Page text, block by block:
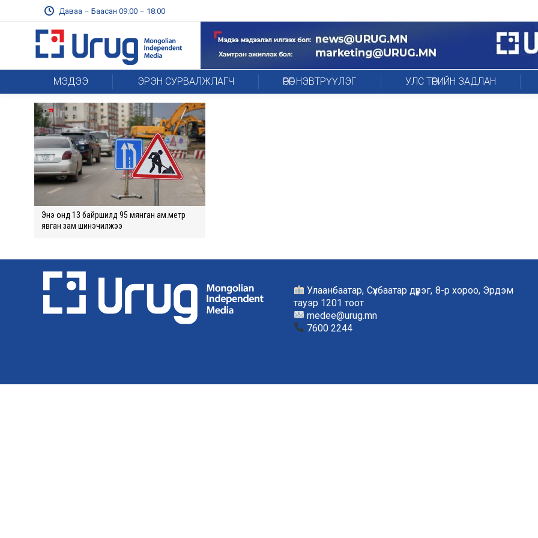
Даваа – Баасан 09:00 – 18:00
МЭДЭЭ ЭРЭН СУРВАЛЖЛАГЧ ӨРӨГ НЭВТРҮҮЛЭГ УЛС ТӨРИЙН ЗАДЛАН
Энэ онд 13 байршилд 95 мянган ам.метр
явган зам шинэчилжээ
Улаанбаатар, Сүхбаатар дүүрэг, 8-р хороо, Эрдэм
тауэр 1201 тоот
medee@urug.mn
7600 2244